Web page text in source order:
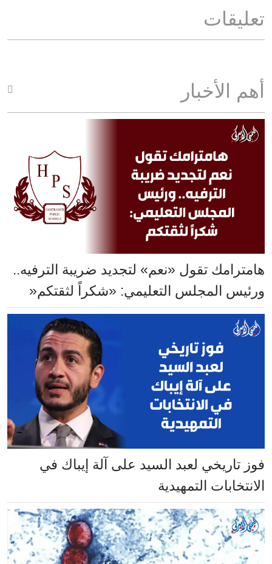
تعليقات
أهم الأخبار
هامترامك تقول «نعم» لتجديد ضريبة الترفيه..
ورئيس المجلس التعليمي: «شكراً لثقتكم«
فوز تاريخي لعبد السيد على آلة إيباك في
الانتخابات التمهيدية